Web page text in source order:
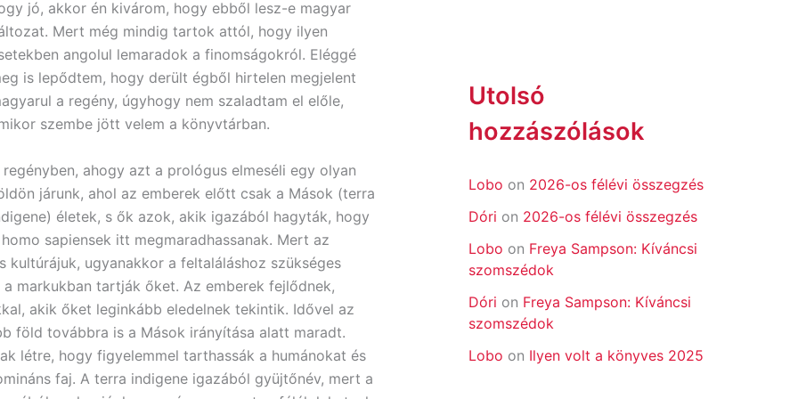
jó, akkor én kivárom, hogy ebből lesz-e magyar
Mert még mindig tartok attól, hogy ilyen
angolul lemaradok a finomságokról. Eléggé
is lepődtem, hogy derült égből hirtelen megjelent
a regény, úgyhogy nem szaladtam el előle,
szembe jött velem a könyvtárban.
regényben, ahogy azt a prológus elmeséli egy olyan
járunk, ahol az emberek előtt csak a Mások (terra
életek, s ők azok, akik igazából hagyták, hogy
sapiensek itt megmaradhassanak. Mert az
kultúrájuk, ugyanakkor a feltaláláshoz szükséges
markukban tartják őket. Az emberek fejlődnek,
akik őket leginkább eledelnek tekintik. Idővel az
föld továbbra is a Mások irányítása alatt maradt.
létre, hogy figyelemmel tarthassák a humánokat és
faj. A terra indigene igazából gyüjtőnév, mert a
Utolsó
hozzászólások
Lobo on 2026-os félévi összegzés
Dóri on 2026-os félévi összegzés
Lobo on Freya Sampson: Kíváncsi
szomszédok
Dóri on Freya Sampson: Kíváncsi
szomszédok
Lobo on Ilyen volt a könyves 2025